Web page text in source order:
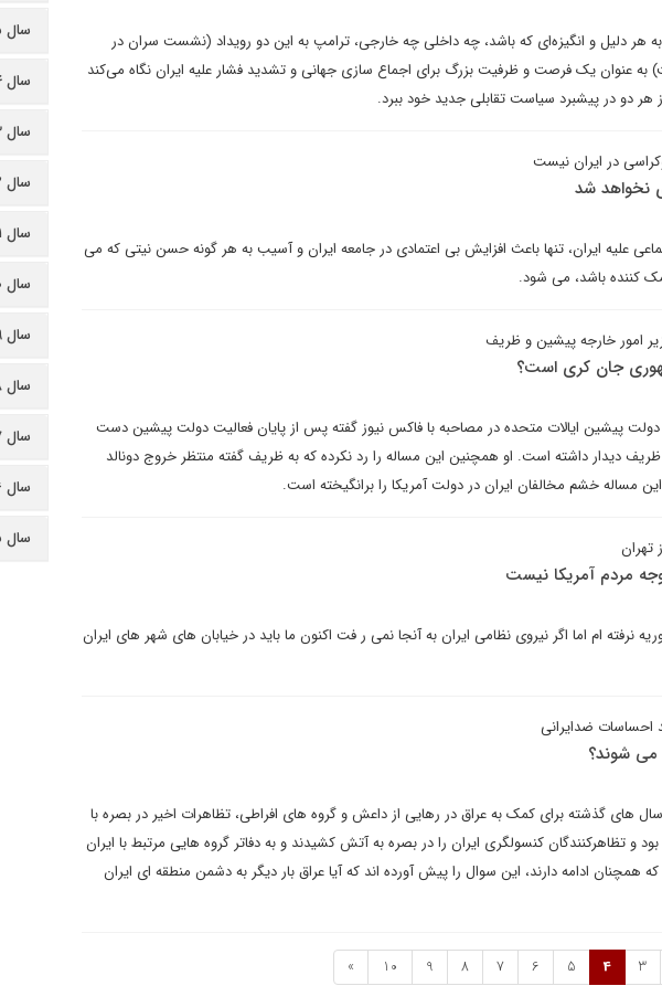
هر دلیل و انگیزه‌ای که باشد، چه داخلی چه خارجی، ترامپ به این دو رویداد (نشست سران در
به عنوان یک فرصت و ظرفیت بزرگ برای اجماع سازی جهانی و تشدید فشار علیه ایران نگاه می‌کند
هر دو در پیشبرد سیاست تقابلی جدید خود ببرد.
در ایران نیست
نخواهد شد
علیه ایران، تنها باعث افزایش بی اعتمادی در جامعه ایران و آسیب به هر گونه حسن نیتی که می
کننده باشد، می شود.
امور خارجه پیشین و ظریف
جان کری است؟
پیشین ایالات متحده در مصاحبه با فاکس نیوز گفته پس از پایان فعالیت دولت پیشین دست
دیدار داشته است. او همچنین این مساله را رد نکرده که به ظریف گفته منتظر خروج دونالد
مساله خشم مخالفان ایران در دولت آمریکا را برانگیخته است.
تهران
مردم آمریکا نیست
نرفته ام اما اگر نیروی نظامی ایران به آنجا نمی ر فت اکنون ما باید در خیابان های شهر های ایران
احساسات ضدایرانی
می شوند؟
های گذشته برای کمک به عراق در رهایی از داعش و گروه های افراطی، تظاهرات اخیر در بصره با
و تظاهرکنندگان کنسولگری ایران را در بصره به آتش کشیدند و به دفاتر گروه هایی مرتبط با ایران
همچنان ادامه دارند، این سوال را پیش آورده اند که آیا عراق بار دیگر به دشمن منطقه ای ایران
3
4
5
6
7
8
9
10
»
سال ۱۳۹۵ (۱۵۳۲)
سال ۱۳۹۴ (۱۴۹۶)
سال ۱۳۹۳ (۱۰۸۴)
سال ۱۳۹۲ (۱۱۶۶)
سال ۱۳۹۱ (۱۶۹۶)
سال ۱۳۹۰ (۱۸۷۵)
سال ۱۳۸۹ (۱۴۶۳)
سال ۱۳۸۸ (۱۷۲۳)
سال ۱۳۸۷ (۱۳۰۷)
سال ۱۳۸۶ (۸۸۲)
سال ۱۳۸۵ (۶)